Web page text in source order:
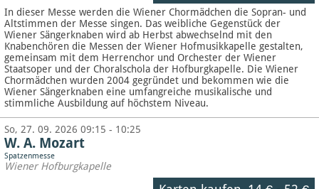
In dieser Messe werden die Wiener Chormädchen die Sopran- und
Altstimmen der Messe singen. Das weibliche Gegenstück der
Wiener Sängerknaben wird ab Herbst abwechselnd mit den
Knabenchören die Messen der Wiener Hofmusikkapelle gestalten,
gemeinsam mit dem Herrenchor und Orchester der Wiener
Staatsoper und der Choralschola der Hofburgkapelle. Die Wiener
Chormädchen wurden 2004 gegründet und bekommen wie die
Wiener Sängerknaben eine umfangreiche musikalische und
stimmliche Ausbildung auf höchstem Niveau.
So, 27. 09. 2026 09:15 - 10:25
W. A. Mozart
Spatzenmesse
Wiener Hofburgkapelle